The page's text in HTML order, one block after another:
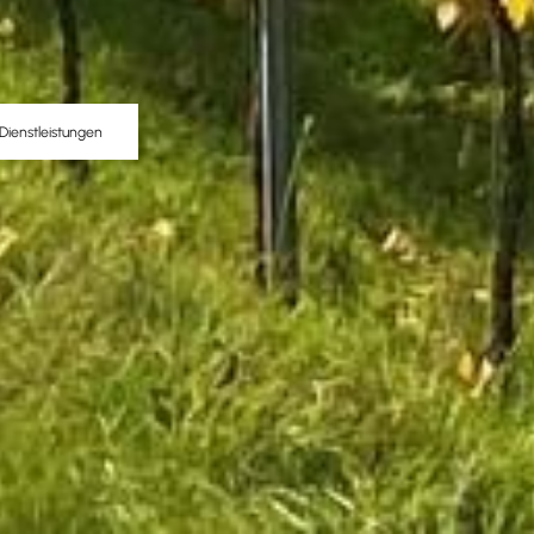
Dienstleistungen